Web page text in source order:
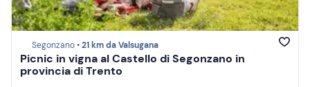
Segonzano •21 km da Valsugana
Picnic in vigna al Castello di Segonzano in
provincia di Trento